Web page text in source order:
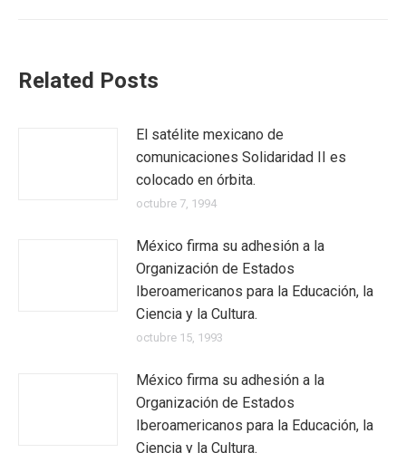
Related Posts
El satélite mexicano de
comunicaciones Solidaridad II es
colocado en órbita.
octubre 7, 1994
México firma su adhesión a la
Organización de Estados
Iberoamericanos para la Educación, la
Ciencia y la Cultura.
octubre 15, 1993
México firma su adhesión a la
Organización de Estados
Iberoamericanos para la Educación, la
Ciencia y la Cultura.